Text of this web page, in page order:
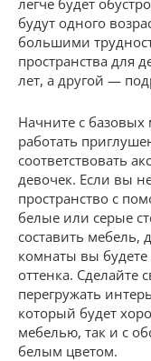
будут одного
большими
пространства для
лет, а другой —
Начните с базовых
работать
соответствовать
девочек. Если вы
пространство с
белые или серые
составить мебель,
комнаты вы будете
оттенка. Сделайте
перегружать
который будет
мебелью, так и с
белым цветом.